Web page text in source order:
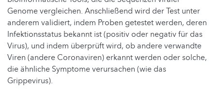
Genome vergleichen. Anschließend wird der Test unter
anderem validiert, indem Proben getestet werden, deren
Infektionsstatus bekannt ist (positiv oder negativ für das
Virus), und indem überprüft wird, ob andere verwandte
Viren (andere Coronaviren) erkannt werden oder solche,
die ähnliche Symptome verursachen (wie das
Grippevirus).